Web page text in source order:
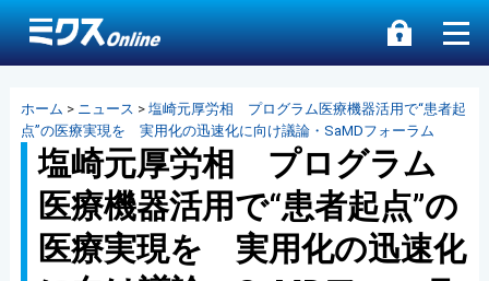
ホーム > ニュース > 塩崎元厚労相 プログラム医療機器活用で“患者起
点”の医療実現を 実用化の迅速化に向け議論・SaMDフォーラム
塩崎元厚労相 プログラム
医療機器活用で“患者起点”の
医療実現を 実用化の迅速化